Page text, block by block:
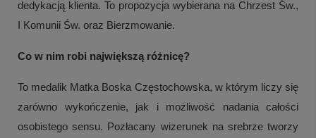
dedykacją klienta. To propozycja wybierana na Chrzest Św.,
I Komunii Św. oraz Bierzmowanie.
Co w nim robi największą różnicę?
To medalik Matka Boska Częstochowska, w którym liczy się
zarówno wykończenie, jak i możliwość nadania całości
osobistego sensu. Pozłacany wizerunek na srebrze tworzy